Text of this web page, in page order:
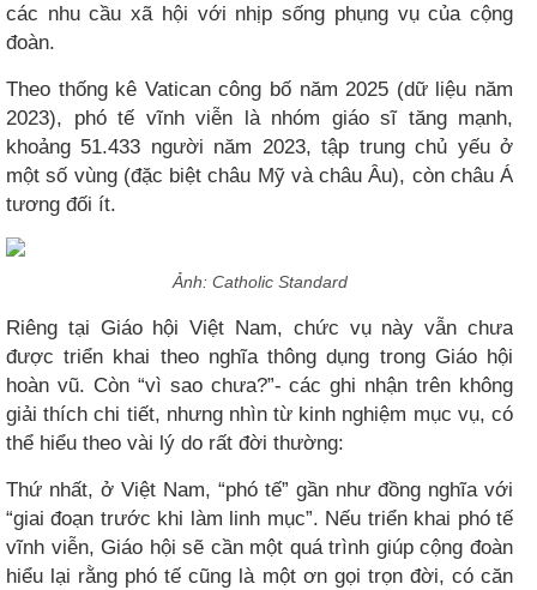
các nhu cầu xã hội với nhịp sống phụng vụ của cộng
đoàn.
Theo thống kê Vatican công bố năm 2025 (dữ liệu năm
2023), phó tế vĩnh viễn là nhóm giáo sĩ tăng mạnh,
khoảng 51.433 người năm 2023, tập trung chủ yếu ở
một số vùng (đặc biệt châu Mỹ và châu Âu), còn châu Á
tương đối ít.
Ảnh: Catholic Standard​
Riêng tại Giáo hội Việt Nam, chức vụ này vẫn chưa
được triển khai theo nghĩa thông dụng trong Giáo hội
hoàn vũ. Còn “vì sao chưa?”- các ghi nhận trên không
giải thích chi tiết, nhưng nhìn từ kinh nghiệm mục vụ, có
thể hiểu theo vài lý do rất đời thường:
Thứ nhất, ở Việt Nam, “phó tế” gần như đồng nghĩa với
“giai đoạn trước khi làm linh mục”. Nếu triển khai phó tế
vĩnh viễn, Giáo hội sẽ cần một quá trình giúp cộng đoàn
hiểu lại rằng phó tế cũng là một ơn gọi trọn đời, có căn